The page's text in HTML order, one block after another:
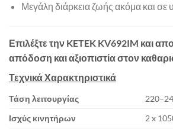
Μεγάλη διάρκεια ζωής ακόμα και σε
Επιλέξτε την KETEK KV692IM και
απόδοση και αξιοπιστία στον
Τεχνικά Χαρακτηριστικά
Τάση λειτουργίας
Ισχύς κινητήρων
2 x